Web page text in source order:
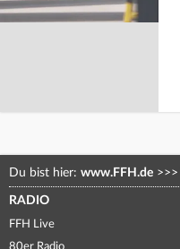
Du bist hier: www.FFH.de >>>
RADIO
FFH Live
80er Radio